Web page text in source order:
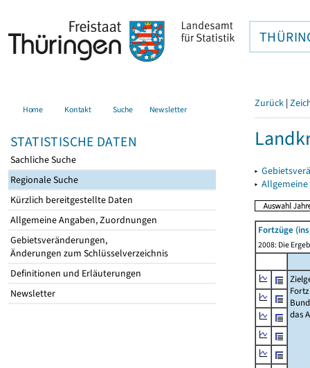
Home Kontakt Suche Newsletter
STATISTISCHE DATEN
Sachliche Suche
Regionale Suche
Kürzlich bereitgestellte Daten
Allgemeine Angaben, Zuordnungen
Gebietsveränderungen,
Änderungen zum Schlüsselverzeichnis
Definitionen und Erläuterungen
Newsletter
Zurück |
▸
▸
Fortzüge
2008: Die
das